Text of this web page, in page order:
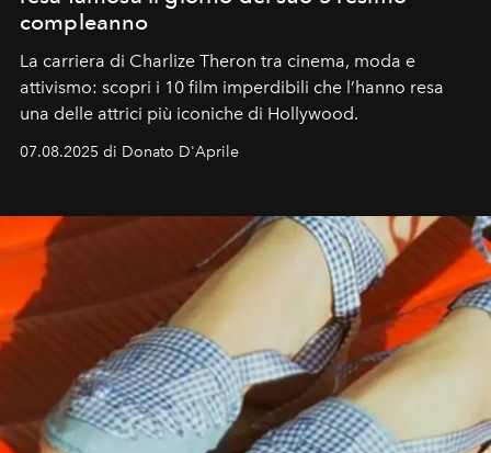
compleanno
La carriera di Charlize Theron tra cinema, moda e
attivismo: scopri i 10 film imperdibili che l’hanno resa
una delle attrici più iconiche di Hollywood.
07.08.2025 di Donato D'Aprile